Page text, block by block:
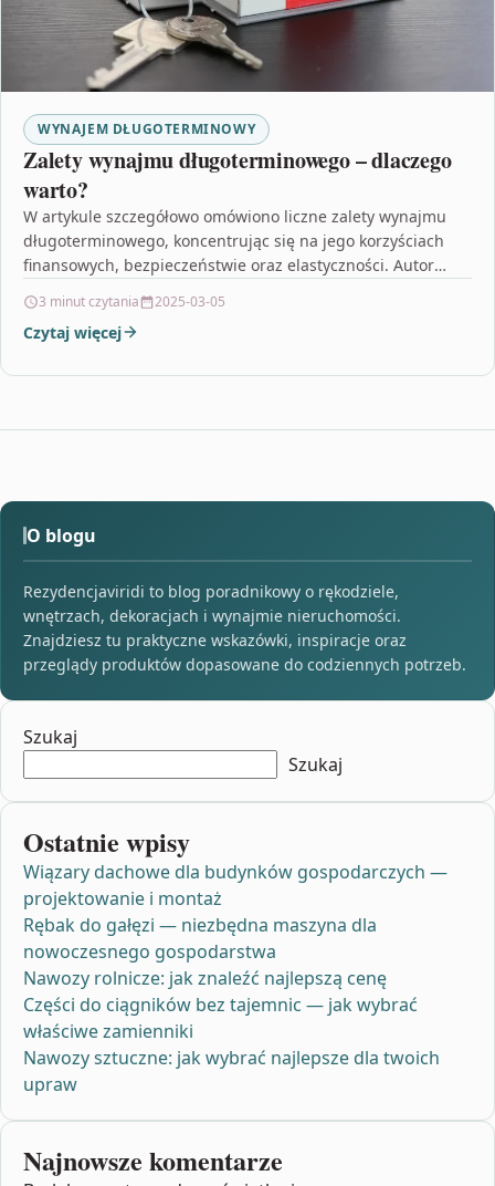
WYNAJEM DŁUGOTERMINOWY
Zalety wynajmu długoterminowego – dlaczego
warto?
W artykule szczegółowo omówiono liczne zalety wynajmu
długoterminowego, koncentrując się na jego korzyściach
finansowych, bezpieczeństwie oraz elastyczności. Autor
3 minut czytania 2025-03-05
Czytaj więcej
O blogu
Rezydencjaviridi to blog poradnikowy o rękodziele,
wnętrzach, dekoracjach i wynajmie nieruchomości.
Znajdziesz tu praktyczne wskazówki, inspiracje oraz
przeglądy produktów dopasowane do codziennych potrzeb.
Szukaj
Szukaj
Ostatnie wpisy
Wiązary dachowe dla budynków gospodarczych —
projektowanie i montaż
Rębak do gałęzi — niezbędna maszyna dla
nowoczesnego gospodarstwa
Nawozy rolnicze: jak znaleźć najlepszą cenę
Części do ciągników bez tajemnic — jak wybrać
właściwe zamienniki
Nawozy sztuczne: jak wybrać najlepsze dla twoich
upraw
Najnowsze komentarze